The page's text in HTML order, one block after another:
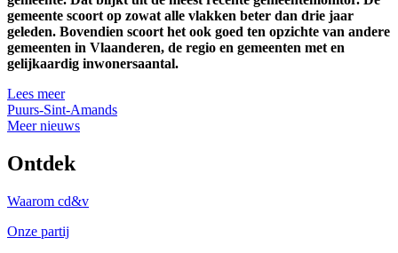
gemeente scoort op zowat alle vlakken beter dan drie jaar
geleden. Bovendien scoort het ook goed ten opzichte van andere
gemeenten in Vlaanderen, de regio en gemeenten met en
gelijkaardig inwonersaantal.
Lees meer
Puurs-Sint-Amands
Meer nieuws
Ontdek
Waarom cd&v
Onze partij